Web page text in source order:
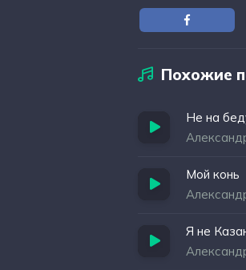
Похожие
Не на
Мой конь
Я не